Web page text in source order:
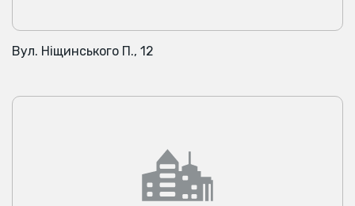
Вул. Ніщинського П., 12